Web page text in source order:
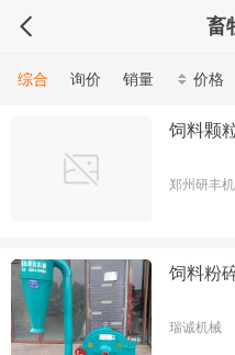
畜
综合 询价 销量 价格
饲料颗
郑州研丰
饲料粉
瑞诚机械